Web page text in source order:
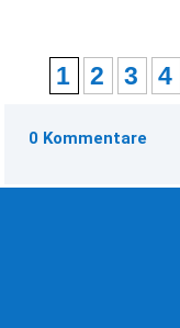
1
2 3 4
0 Kommentare